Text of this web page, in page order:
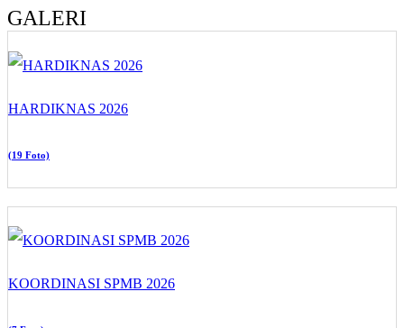
GALERI
HARDIKNAS 2026
(19 Foto)
KOORDINASI SPMB 2026